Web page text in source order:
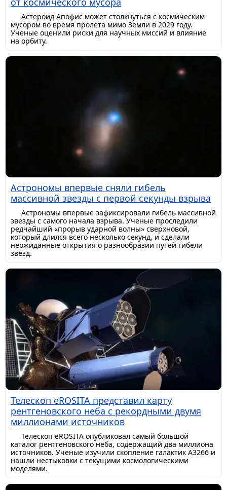
Астероид Апофис может столкнуться с космическим
мусором во время пролета мимо Земли в 2029 году.
Ученые оценили риски для научных миссий и влияние
на орбиту.
Астрономы впервые сняли гибель
массивной звезды с первой секунды взрыва
Астрономы впервые зафиксировали гибель массивной
звезды с самого начала взрыва. Ученые проследили
редчайший «прорыв ударной волны» сверхновой,
который длился всего несколько секунд, и сделали
неожиданные открытия о разнообразии путей гибели
звезд.
Телескоп eROSITA представил карту
рентгеновского неба с рекордными двумя
миллионами источников
Телескоп eROSITA опубликовал самый большой
каталог рентгеновского неба, содержащий два миллиона
источников. Ученые изучили скопление галактик A3266 и
нашли нестыковки с текущими космологическими
моделями.